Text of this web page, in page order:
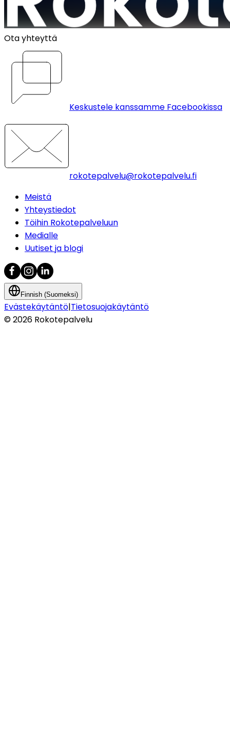
Ota yhteyttä
Keskustele kanssamme Facebookissa
rokotepalvelu@rokotepalvelu.fi
Meistä
Yhteystiedot
Töihin Rokotepalveluun
Medialle
Uutiset ja blogi
Finnish (Suomeksi)
Evästekäytäntö|Tietosuojakäytäntö
©2026 Rokotepalvelu